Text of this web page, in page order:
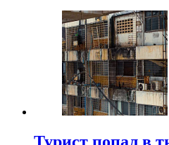
Турист попал в